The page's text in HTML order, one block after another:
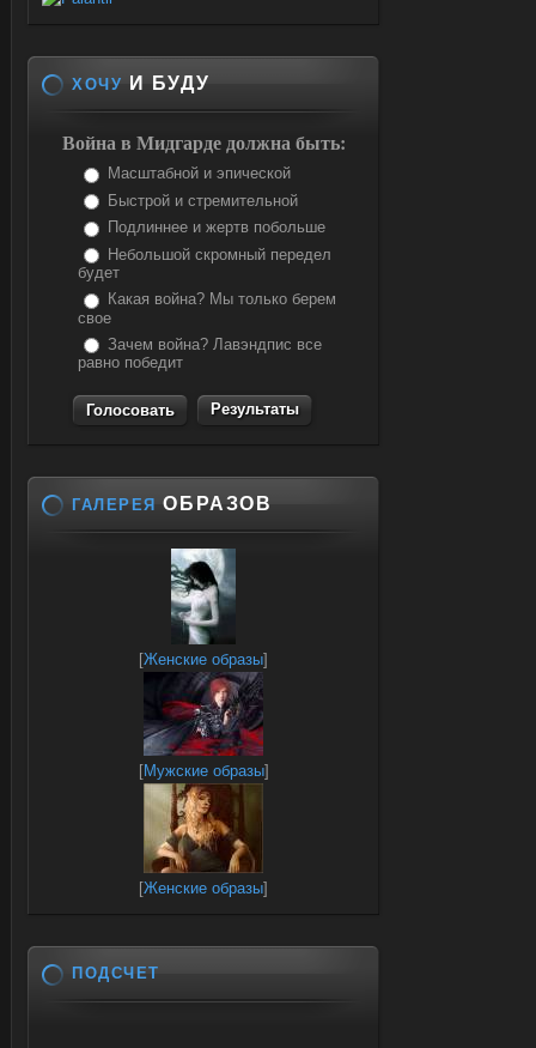
ХОЧУ И БУДУ
Война в Мидгарде должна быть:
Масштабной и эпической
Быстрой и стремительной
Подлиннее и жертв побольше
Небольшой скромный передел
будет
Какая война? Мы только берем
свое
Зачем война? Лавэндпис все
равно победит
Результаты
ГАЛЕРЕЯ ОБРАЗОВ
[Женские образы]
[Мужские образы]
[Женские образы]
ПОДСЧЕТ